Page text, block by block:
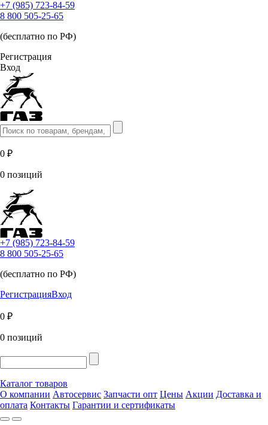
+7 (985) 723-84-59
8 800 505-25-65
(бесплатно по РФ)
Регистрация
Вход
0 ₽
0 позиций
+7 (985) 723-84-59
8 800 505-25-65
(бесплатно по РФ)
РегистрацияВход
0 ₽
0 позиций
Каталог товаров
О компании Автосервис Запчасти опт Цены Акции Доставка и
оплата Контакты Гарантии и сертификаты